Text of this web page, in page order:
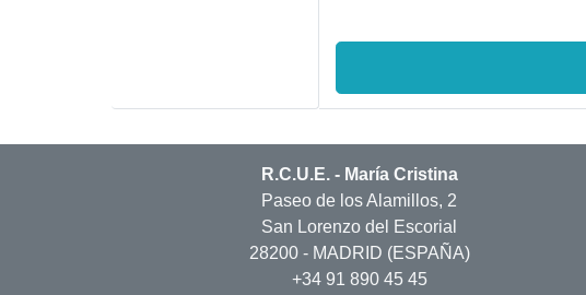
R.C.U.E. - María Cristina
Paseo de los Alamillos, 2
San Lorenzo del Escorial
28200 - MADRID (ESPAÑA)
+34 91 890 45 45